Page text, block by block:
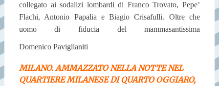
collegato ai sodalizi lombardi di Franco Trovato, Pepe’
Flachi, Antonio Papalia e Biagio Crisafulli. Oltre che
uomo di fiducia del mammasantissima
Domenico Paviglianiti
MILANO. AMMAZZATO NELLA NOTTE NEL
QUARTIERE MILANESE DI QUARTO OGGIARO,